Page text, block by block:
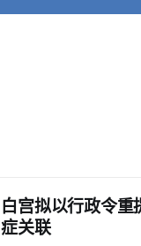
白宫拟以行政令重
症关联